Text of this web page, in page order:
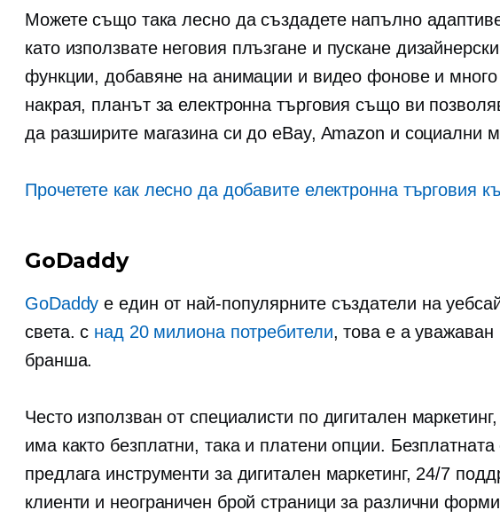
Можете също така лесно да създадете напълно
като използвате неговия плъзгане и пусканедизайнерски
функции, добавяне на анимации и видео фонове и
накрая, планът за електронна търговия също ви
да разширите магазина си до eBay, Amazon и социални
Прочетете как лесно да добавите електронна търговия
GoDaddy
GoDaddy е един от най-популярните създатели на
света. с над 20 милиона потребители, това е aуважаван
бранша.
Често използван от специалисти по дигитален
има както безплатни, така и платени опции. Безплатната
предлага инструменти за дигитален маркетинг, 24/7
клиенти и неограничен брой страници за различни